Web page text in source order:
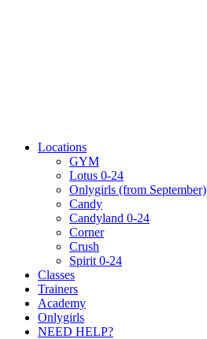
Locations
GYM
Lotus 0-24
Onlygirls (from September)
Candy
Candyland 0-24
Corner
Crush
Spirit 0-24
Classes
Trainers
Academy
Onlygirls
NEED HELP?